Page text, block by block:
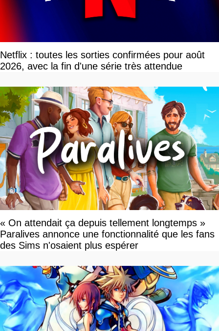
Netflix : toutes les sorties confirmées pour août
2026, avec la fin d'une série très attendue
« On attendait ça depuis tellement longtemps »
Paralives annonce une fonctionnalité que les fans
des Sims n'osaient plus espérer